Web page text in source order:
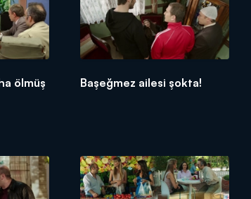
ölmüş
Başeğmez ailesi şokta!